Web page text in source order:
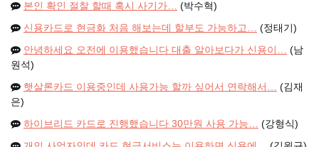
본인 확인 절찰 할때 혹시 사기가… (박수혁)
신용카드로 현금화 처음 해보는데 할부도 가능하고… (정태기)
안녕하세요 오전에 이용했습니다 대출 알아보다가 신용이… (남
원석)
햇살론카드 이용중인데 사용가능 할까 싶어서 연락해서… (김재
은)
하이브리드 카드로 진행했습니다 30만원 사용 가능… (강형식)